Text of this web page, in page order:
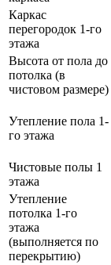
Каркас
перегородок 1-го
этажа
Высота от пола до
потолка (в
чистовом размере)
Утепление пола 1-
го этажа
Чистовые полы 1
этажа
Утепление
потолка 1-го
этажа
(выполняется по
перекрытию)